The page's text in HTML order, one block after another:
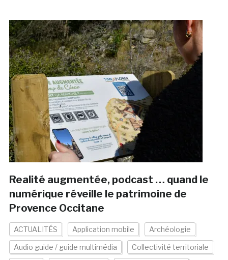
Realité augmentée, podcast … quand le
numérique réveille le patrimoine de
Provence Occitane
ACTUALITÉS Application mobile Archéologie
Audio guide / guide multimédia Collectivité territoriale